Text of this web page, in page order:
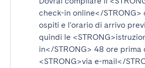
check-in online</STRONG>
ospiti e l'orario di arrivo
quindi le
in</STRONG> 48 ore prima
<STRONG>via e-mail</